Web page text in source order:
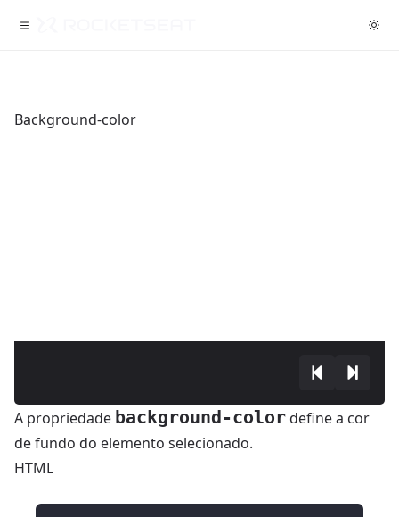
Background-color
A propriedade background-colordefine a cor
de fundo do elemento selecionado.
HTML